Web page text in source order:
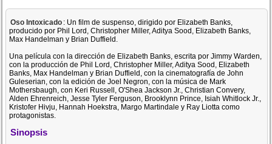
Oso Intoxicado : Un film de suspenso, dirigido por Elizabeth Banks,
producido por Phil Lord, Christopher Miller, Aditya Sood, Elizabeth Banks,
Max Handelman y Brian Duffield.
Una película con la dirección de Elizabeth Banks, escrita por Jimmy Warden,
con la producción de Phil Lord, Christopher Miller, Aditya Sood, Elizabeth
Banks, Max Handelman y Brian Duffield, con la cinematografía de John
Guleserian, con la edición de Joel Negron, con la música de Mark
Mothersbaugh, con Keri Russell, O'Shea Jackson Jr., Christian Convery,
Alden Ehrenreich, Jesse Tyler Ferguson, Brooklynn Prince, Isiah Whitlock Jr.,
Kristofer Hivju, Hannah Hoekstra, Margo Martindale y Ray Liotta como
protagonistas.
Sinopsis